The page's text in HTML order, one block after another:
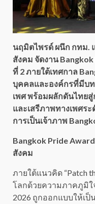
นฤมิตไพรด์ ผนึก กทม.
สังคม จัดงาน
ที่ 2 ภายใต้เทศกาล
บุคคลและองค์กรที่มีบ
เพศ พร้อมผลักดันไทย
และเสรีภาพทางเพศร
การเป็นเจ้าภาพ
Bangkok Pride
สังคม
ภายใต้แนวคิด “Patch
โลกด้วยความภาคภูมิใจ
2026 ถูกออกแบบให้เป็